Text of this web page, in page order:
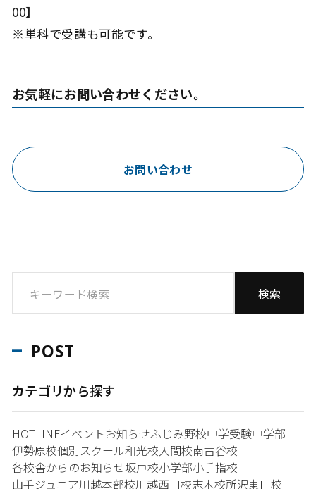
00
※単科で受講も可能です。
お気軽にお問い合わせください。
お問い合わせ
POST
カテゴリから探す
HOTLINEイベントお知らせふじみ野校中学受験中学部
伊勢原校個別スクール和光校入間校南古谷校
各校舎からのお知らせ坂戸校小学部小手指校
山手ジュニア川越本部校川越西口校志木校所沢東口校